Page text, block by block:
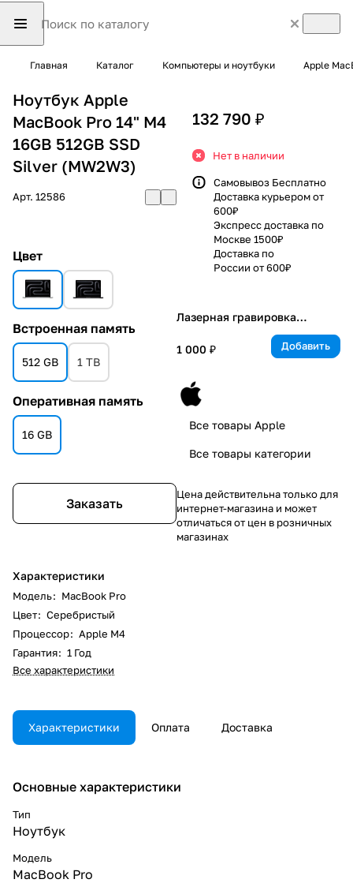
Главная Каталог Компьютеры и ноутбуки Apple
Ноутбук Apple
MacBook Pro 14" M4
16GB 512GB SSD
Silver (MW2W3)
Арт. 12586
Цвет
Встроенная память
512 GB 1 TB
Оперативная память
16 GB
Заказать
Характеристики
Модель: MacBook Pro
Цвет: Серебристый
Процессор: Apple M4
Гарантия: 1 Год
Все характеристики
132 790 ₽
Нет в наличии
Самовывоз Бесплатно
Доставка курьером от
600₽
Экспресс доставка по
Москве 1500₽
Доставка по
России от 600₽
Лазерная гравировка
1 000 ₽
Добавить
Все товары Apple
Все товары категории
Цена действительна только для
интернет-магазина и может
отличаться от цен в розничных
магазинах
Характеристики Оплата Доставка
Основные характеристики
Тип
Ноутбук
Модель
MacBook Pro